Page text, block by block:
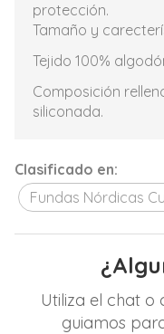
protección.
Tamaño y
Tejido 100%
Composición
siliconada.
Clasificado en:
Fundas Nórdicas
Utiliza el chat
guiamos